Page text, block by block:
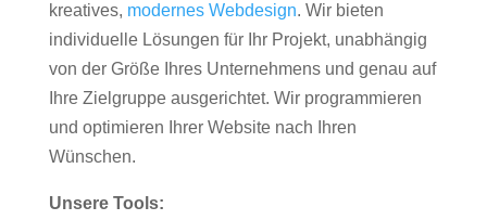
kreatives, modernes Webdesign. Wir bieten
individuelle Lösungen für Ihr Projekt, unabhängig
von der Größe Ihres Unternehmens und genau auf
Ihre Zielgruppe ausgerichtet. Wir programmieren
und optimieren Ihrer Website nach Ihren
Wünschen.
Unsere Tools: